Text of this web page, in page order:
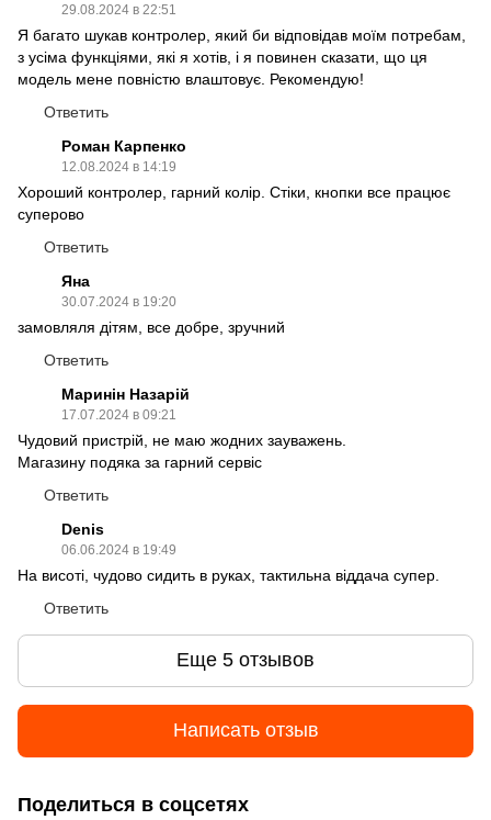
29.08.2024 в 22:51
Я багато шукав контролер, який би відповідав моїм потребам,
з усіма функціями, які я хотів, і я повинен сказати, що ця
модель мене повністю влаштовує. Рекомендую!
Ответить
Роман Карпенко
12.08.2024 в 14:19
Хороший контролер, гарний колір. Стіки, кнопки все працює
суперово
Ответить
Яна
30.07.2024 в 19:20
замовляля дітям, все добре, зручний
Ответить
Маринін Назарій
17.07.2024 в 09:21
Чудовий пристрій, не маю жодних зауважень.
Магазину подяка за гарний сервіс
Ответить
Denis
06.06.2024 в 19:49
На висоті, чудово сидить в руках, тактильна віддача супер.
Ответить
Еще 5 отзывов
Написать отзыв
Поделиться в соцсетях